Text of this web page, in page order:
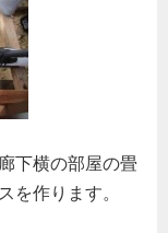
下横の部屋の畳
を作ります。